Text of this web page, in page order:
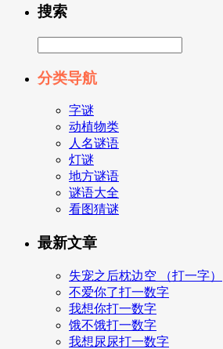
搜索
分类导航
字谜
动植物类
人名谜语
灯谜
地方谜语
谜语大全
看图猜谜
最新文章
失宠之后枕边空 （打一字）
不爱你了打一数字
我想你打一数字
饿不饿打一数字
我想尿尿打一数字